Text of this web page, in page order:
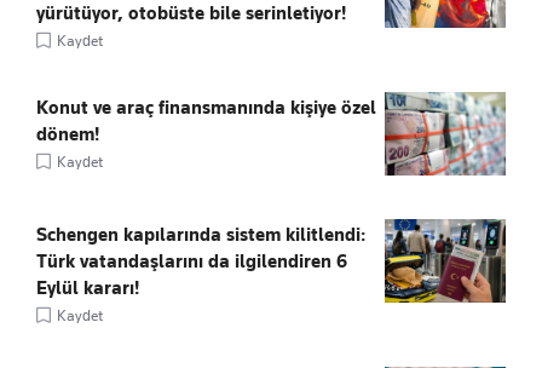
yürütüyor, otobüste bile serinletiyor!
Kaydet
Konut ve araç finansmanında kişiye özel
dönem!
Kaydet
Schengen kapılarında sistem kilitlendi:
Türk vatandaşlarını da ilgilendiren 6
Eylül kararı!
Kaydet